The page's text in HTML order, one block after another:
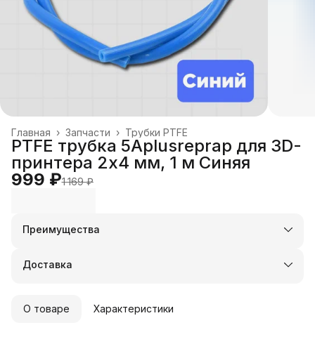
Трубки PTFE
Запчасти ›
Главная ›
PTFE трубка 5Aplusreprap для 3D-
принтера 2x4 мм, 1 м Синяя
999 ₽1 169 ₽
Преимущества
Оплата частями в Сплит
Удобный возврат
Доставка
О товаре Характеристики